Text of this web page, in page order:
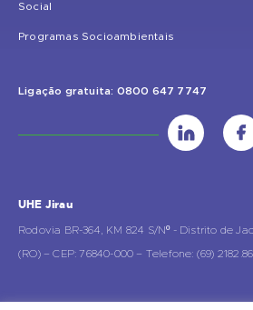
Social
Programas Socioambientais
Ligação gratuita: 0800 647 7747
UHE Jirau
Rodovia BR-364, KM 824 S/Nº - Distrito de
(RO) – CEP: 76840-000 – Telefone: (69)